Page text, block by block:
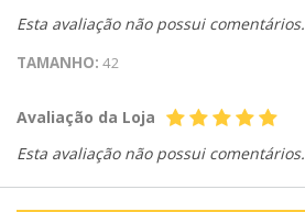
Esta avaliação não possui comentários.
TAMANHO: 42
Avaliação da Loja
Esta avaliação não possui comentários.